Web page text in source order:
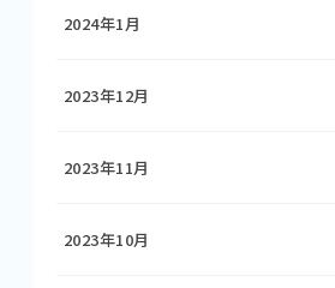
2024年1月
2023年12月
2023年11月
2023年10月